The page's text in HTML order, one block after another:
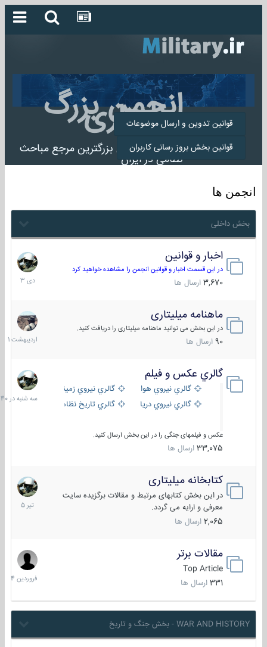
انجمن بزرگ
میلیتاری
انجمن میلیتاری بزرگترین مرجع مباحث
نظامی در ایران
قوانین تدوین و ارسال موضوعات
قوانین بخش بروز رسانی کاربران
انجمن ها
بخش داخلی
اخبار و قوانین
در این قسمت اخبار و قوانین انجمن را مشاهده خواهید کرد
3,670 ارسال ها
22
دی
1403
ماهنامه میلیتاری
در این بخش می توانید ماهنامه میلیتاری را دریافت کنید.
90 ارسال ها
30
1401
گالري عكس و فيلم
گالري نيروي هوايي
گالري نيروي زميني
گالري نيروي دريايي
گالري تاریخ نظامی
عکس و فیلمهای جنگی را در این بخش ارسال کنید.
33,075 ارسال ها
سه
شنبه
در
کتابخانه میلیتاری
در این بخش کتابهای مرتبط و مقالات برگزیده سایت
معرفی و ارایه می گردد.
2,065 ارسال ها
16
تیر
1405
مقالات برتر
Top Article
331 ارسال ها
29
فروردین
1404
WAR AND HISTORY - بخش جنگ و تاریخ